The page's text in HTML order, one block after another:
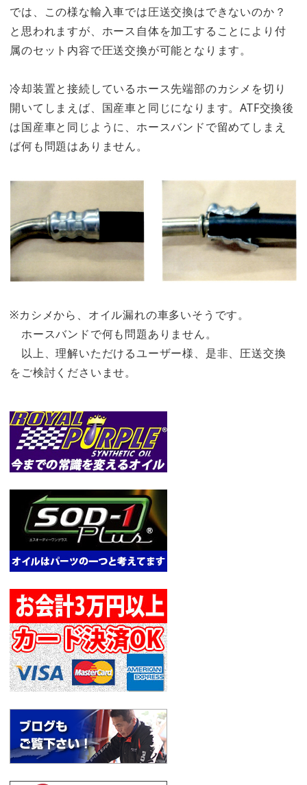
では、この様な輸入車では圧送交換はできないのか？
と思われますが、ホース自体を加工することにより付
属のセット内容で圧送交換が可能となります。
冷却装置と接続しているホース先端部のカシメを切り
開いてしまえば、国産車と同じになります。ATF交換後
は国産車と同じように、ホースバンドで留めてしまえ
ば何も問題はありません。
※カシメから、オイル漏れの車多いそうです。
ホースバンドで何も問題ありません。
以上、理解いただけるユーザー様、是非、圧送交換
をご検討くださいませ。